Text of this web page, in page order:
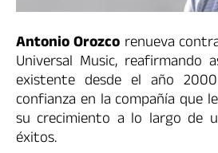
Antonio Orozco renueva
Universal Music, reafirmando
existente desde el año
confianza en la compañía que
su crecimiento a lo largo de
éxitos.